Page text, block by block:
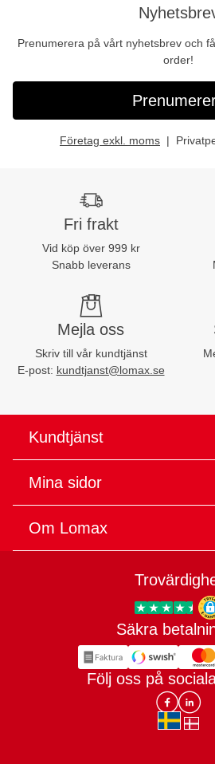
Prenumerera på vårt nyhetsbrev och
order!
Företag exkl. moms
Fri frakt
Vid köp över 999 kr
Snabb leverans
Mejla oss
Skriv till vår kundtjänst
E-post: kundtjanst@lomax.se
Kundtjänst
Mina sidor
Om Lomax
Säkra
Följ oss på
Lomax
sv-SE
da-